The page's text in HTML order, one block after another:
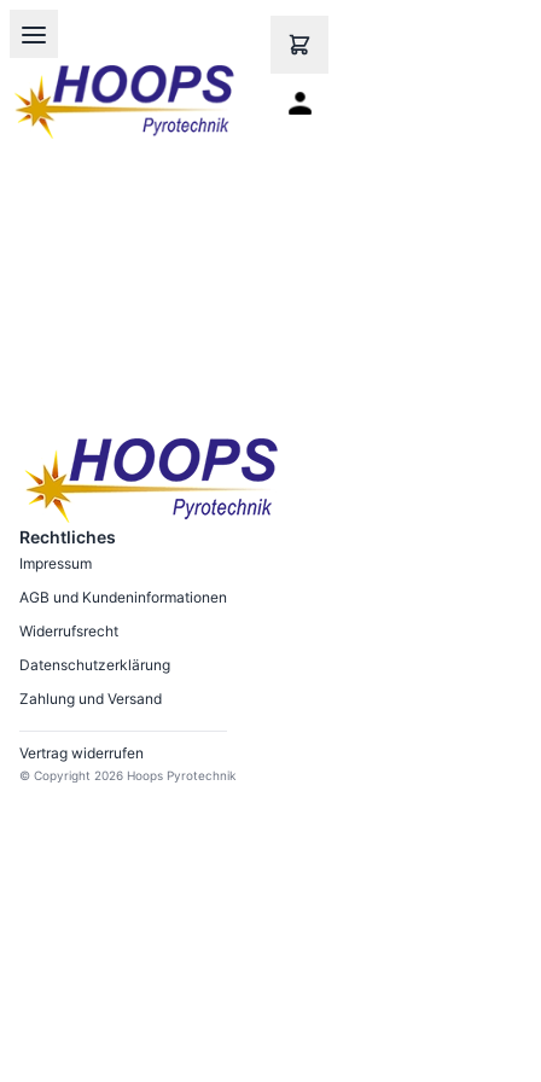
Open main menu
Rechtliches
Impressum
AGB und Kundeninformationen
Widerrufsrecht
Datenschutzerklärung
Zahlung und Versand
Vertrag widerrufen
© Copyright 2026 Hoops Pyrotechnik